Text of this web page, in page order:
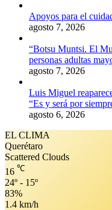
Apoyos para el
agosto 7, 2026
“Botsu Muntsi. El
personas adultas
agosto 7, 2026
Luis Miguel
“Es y será por
agosto 6, 2026
EL CLIMA
Querétaro
Scattered Clouds
16 ℃
24º - 15º
83%
1.4 km/h